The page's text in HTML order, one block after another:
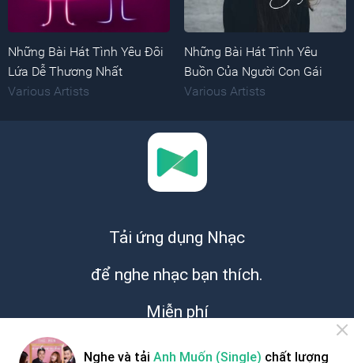
Những Bài Hát Tình Yêu Đôi
Lứa Dễ Thương Nhất
Various Artists
Những Bài Hát Tình Yêu
Buồn Của Người Con Gái
Various Artists
Tải ứng dụng Nhạc
để nghe nhạc bạn thích.
Miễn phí
Nghe và tải Anh Muốn (Single) chất lượng